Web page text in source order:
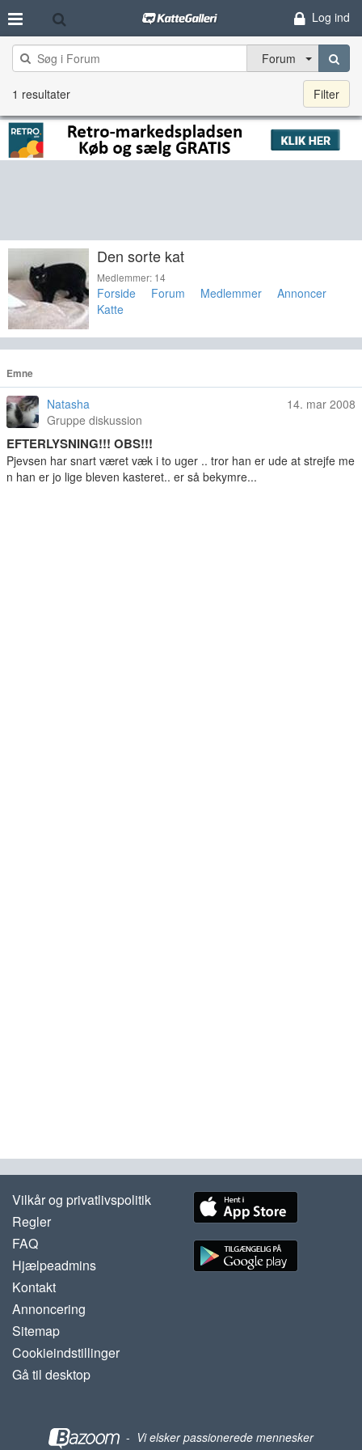
Log ind
Forum
1 resultater Filter
Den sorte kat
Medlemmer: 14
Forside Forum Medlemmer
Annoncer
Katte
Emne
Natasha
Gruppe diskussion
14. mar 2008
EFTERLYSNING!!! OBS!!!
Pjevsen har snart været væk i to uger .. tror han er ude at strejfe me
n han er jo lige bleven kasteret.. er så bekymre...
Vilkår og privatlivspolitik
Regler
FAQ
Hjælpeadmins
Kontakt
Annoncering
Sitemap
Cookieindstillinger
Gå til desktop
- Vi elsker passionerede mennesker